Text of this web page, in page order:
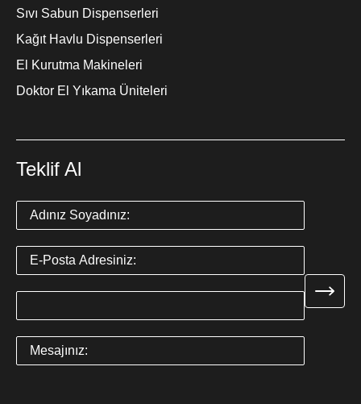
Sıvı Sabun Dispenserleri
Kağıt Havlu Dispenserleri
El Kurutma Makineleri
Doktor El Yıkama Üniteleri
Teklif Al